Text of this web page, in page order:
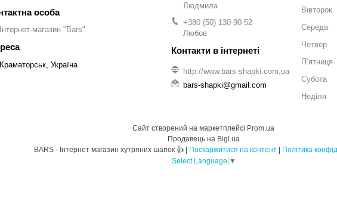
Інтернет-магазин "Bars".
Краматорськ, Україна
Людмила
+380 (50) 130-90-52
Любов
http://www.bars-shapki.com.ua
bars-shapki@gmail.com
Вівторок
Середа
Четвер
Пʼятниця
Субота
Неділя
Сайт створений на маркетплейсі Prom.ua
Продавець на Bigl.ua
Поскаржитися на контент
Політика
Select Language ▼